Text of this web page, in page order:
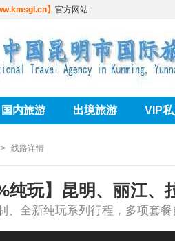
】 官方网站
国内旅游 出境旅游 VIP
> 线路详情
纯玩】昆明、丽江
、全新纯玩系列行程，多项套